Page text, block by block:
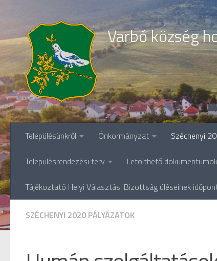
Varbó község
Településünkről Önkormányzat Széchenyi
Településrendezési terv Letölthető dokumentumok
Tájékoztató Helyi Választási Bizottság üléseinek
SZÉCHENYI 2020 PÁLYÁZATOK